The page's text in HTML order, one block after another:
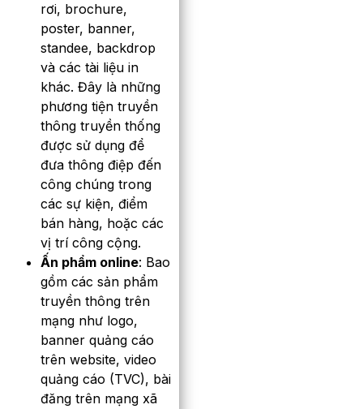
rơi, brochure,
poster, banner,
standee, backdrop
và các tài liệu in
khác. Đây là những
phương tiện truyền
thông truyền thống
được sử dụng để
đưa thông điệp đến
công chúng trong
các sự kiện, điểm
bán hàng, hoặc các
vị trí công cộng.
Ấn phẩm online: Bao
gồm các sản phẩm
truyền thông trên
mạng như logo,
banner quảng cáo
trên website, video
quảng cáo (TVC), bài
đăng trên mạng xã